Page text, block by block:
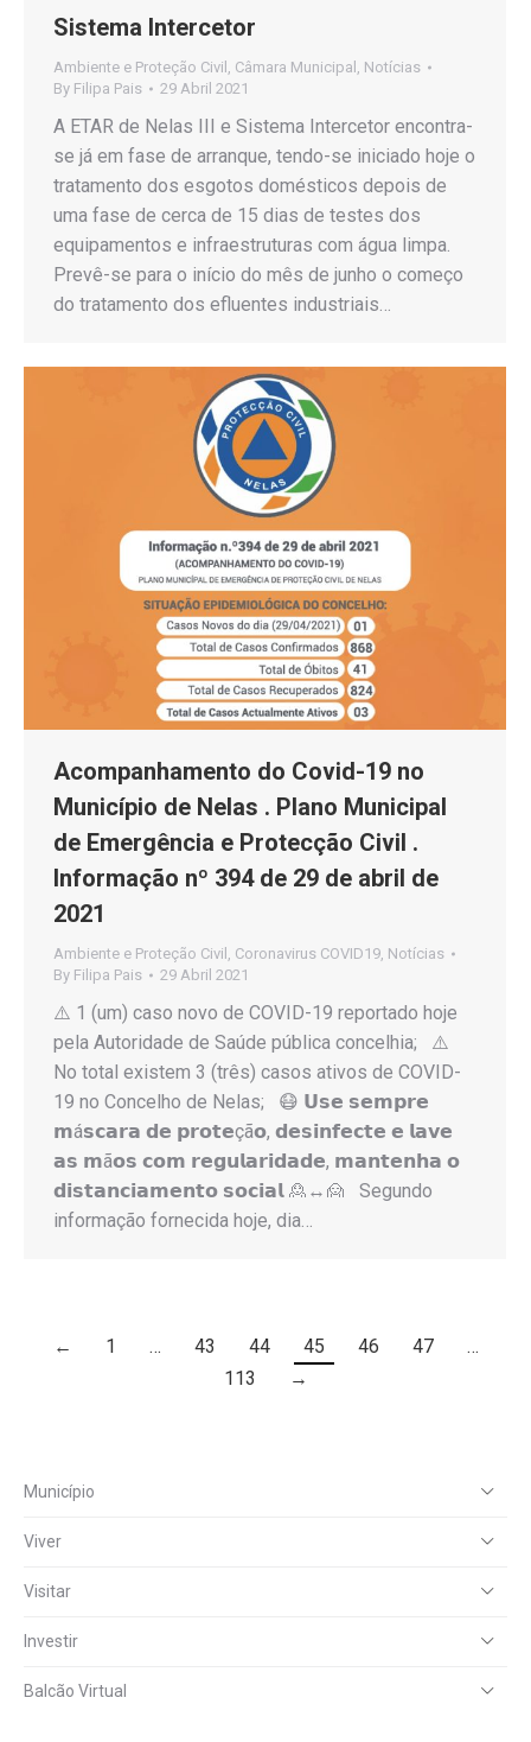
Sistema Intercetor
Ambiente e Proteção Civil Câmara Municipal
Notícias
By Filipa Pais 29 Abril 2021
A ETAR de Nelas III e Sistema Intercetor encontra-
se já em fase de arranque, tendo-se iniciado hoje o
tratamento dos esgotos domésticos depois de
uma fase de cerca de 15 dias de testes dos
equipamentos e infraestruturas com água limpa.
Prevê-se para o início do mês de junho o começo
do tratamento dos efluentes industriais…
Acompanhamento do Covid-19 no
Município de Nelas . Plano Municipal
de Emergência e Protecção Civil .
Informação nº 394 de 29 de abril de
2021
Ambiente e Proteção Civil Coronavirus COVID19 Notícias
By Filipa Pais 29 Abril 2021
⚠️ 1 (um) caso novo de COVID-19 reportado hoje
pela Autoridade de Saúde pública concelhia; ⚠️
No total existem 3 (três) casos ativos de COVID-
19 no Concelho de Nelas; 😷 𝗨𝘀𝗲 𝘀𝗲𝗺𝗽𝗿𝗲
𝗺á𝘀𝗰𝗮𝗿𝗮 𝗱𝗲 𝗽𝗿𝗼𝘁𝗲çã𝗼, 𝗱𝗲𝘀𝗶𝗻𝗳𝗲𝗰𝘁𝗲 𝗲 𝗹𝗮𝘃𝗲
𝗮𝘀 𝗺ã𝗼𝘀 𝗰𝗼𝗺 𝗿𝗲𝗴𝘂𝗹𝗮𝗿𝗶𝗱𝗮𝗱𝗲, 𝗺𝗮𝗻𝘁𝗲𝗻𝗵𝗮 𝗼
𝗱𝗶𝘀𝘁𝗮𝗻𝗰𝗶𝗮𝗺𝗲𝗻𝘁𝗼 𝘀𝗼𝗰𝗶𝗮𝗹 🙎↔️🙍 Segundo
informação fornecida hoje, dia…
← 1 … 43 44 45 46 47
…
113
→
Município
Viver
Visitar
Investir
Balcão Virtual